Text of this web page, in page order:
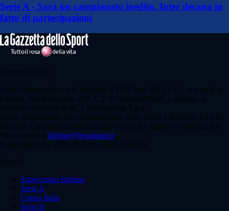
Serie A - Sarà un campionato inedito. Inter decana in
fatto di partecipazioni
Numericalcio.it
Il sito Numericalcio.it di titolarità di FAB four 2013 S.r.l., con sede in
Firenze, Via Bolognese 263, C.F./PI 06342490486, è affiliato al
network Gazzanet di RCS Mediagroup S.p.a..
Unico responsabile dei contenuti (testi, foto, video e grafiche) è FAB
four 2013; per ogni comunicazione avente ad oggetto i contenuti del
Sito scrivere a fabfour@legalmail.it
Copyright 2021-2026 © Tutti i diritti riservati.
Serie A
Supercoppa Italiana
Serie A
Coppa Italia
Serie B